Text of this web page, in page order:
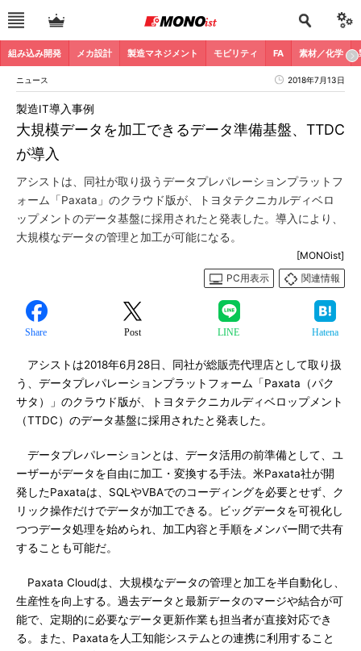
組み込み開発 メカ設計 製造マネジメント モビリティ FA 素材／化学
ニュース 2018年7月13日
大規模データを加工できるデータ準備基盤、TTDC
が導入
製造IT導入事例
アシストは、同社が取り扱うデータプレパレーションプラットフ
ォーム「Paxata」のクラウド版が、トヨタテクニカルディベロ
ップメントのデータ基盤に採用されたと発表した。導入により、
大規模なデータの管理と加工が可能になる。
[MONOist]
PC用表示
関連情報
Share Post LINE Hatena
アシストは2018年6月28日、同社が総販売代理店として取り扱
う、データプレパレーションプラットフォーム「Paxata（パク
サタ）」のクラウド版が、トヨタテクニカルディベロップメント
（TTDC）のデータ基盤に採用されたと発表した。
データプレパレーションとは、データ活用の前準備として、ユ
ーザーがデータを自由に加工・変換する手法。米Paxata社が開
発したPaxataは、SQLやVBAでのコーディングを必要とせず、ク
リック操作だけでデータが加工できる。ビッグデータを可視化し
つつデータ処理を始められ、加工内容と手順をメンバー間で共有
することも可能だ。
Paxata Cloudは、大規模なデータの管理と加工を半自動化し、
生産性を向上する。過去データと最新データのマージや結合が可
能で、定期的に必要なデータ更新作業も担当者が直接対応でき
る。また、Paxataを人工知能システムとの連携に利用すること